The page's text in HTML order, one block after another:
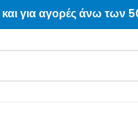
και για αγορές άνω των